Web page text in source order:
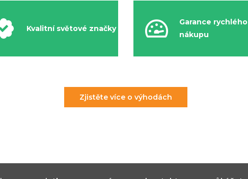
Kvalitní světové značky
Garance rychlého
nákupu
Zjistěte více o výhodách